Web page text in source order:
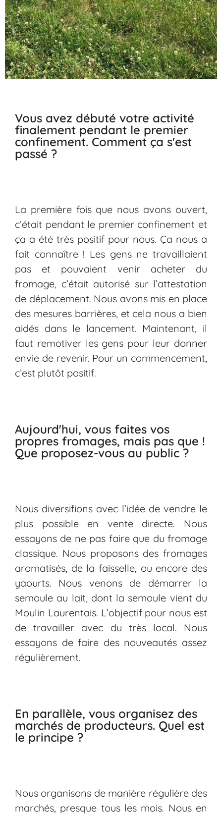
Vous avez débuté votre activité
finalement pendant le premier
confinement. Comment ça s'est
passé ?
La première fois que nous avons ouvert,
c’était pendant le premier confinement et
ça a été très positif pour nous. Ça nous a
fait connaître ! Les gens ne travaillaient
pas et pouvaient venir acheter du
fromage, c’était autorisé sur l’attestation
de déplacement. Nous avons mis en place
des mesures barrières, et cela nous a bien
aidés dans le lancement. Maintenant, il
faut remotiver les gens pour leur donner
envie de revenir. Pour un commencement,
c’est plutôt positif.
Aujourd'hui, vous faites vos
propres fromages, mais pas que !
Que proposez-vous au public ?
Nous diversifions avec l’idée de vendre le
plus possible en vente directe. Nous
essayons de ne pas faire que du fromage
classique. Nous proposons des fromages
aromatisés, de la faisselle, ou encore des
yaourts. Nous venons de démarrer la
semoule au lait, dont la semoule vient du
Moulin Laurentais. L’objectif pour nous est
de travailler avec du très local. Nous
essayons de faire des nouveautés assez
régulièrement.
En parallèle, vous organisez des
marchés de producteurs. Quel est
le principe ?
Nous organisons de manière régulière des
marchés, presque tous les mois. Nous en